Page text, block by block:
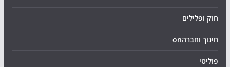
חוק ופלילים
חינוך וחברהon
פוליטי